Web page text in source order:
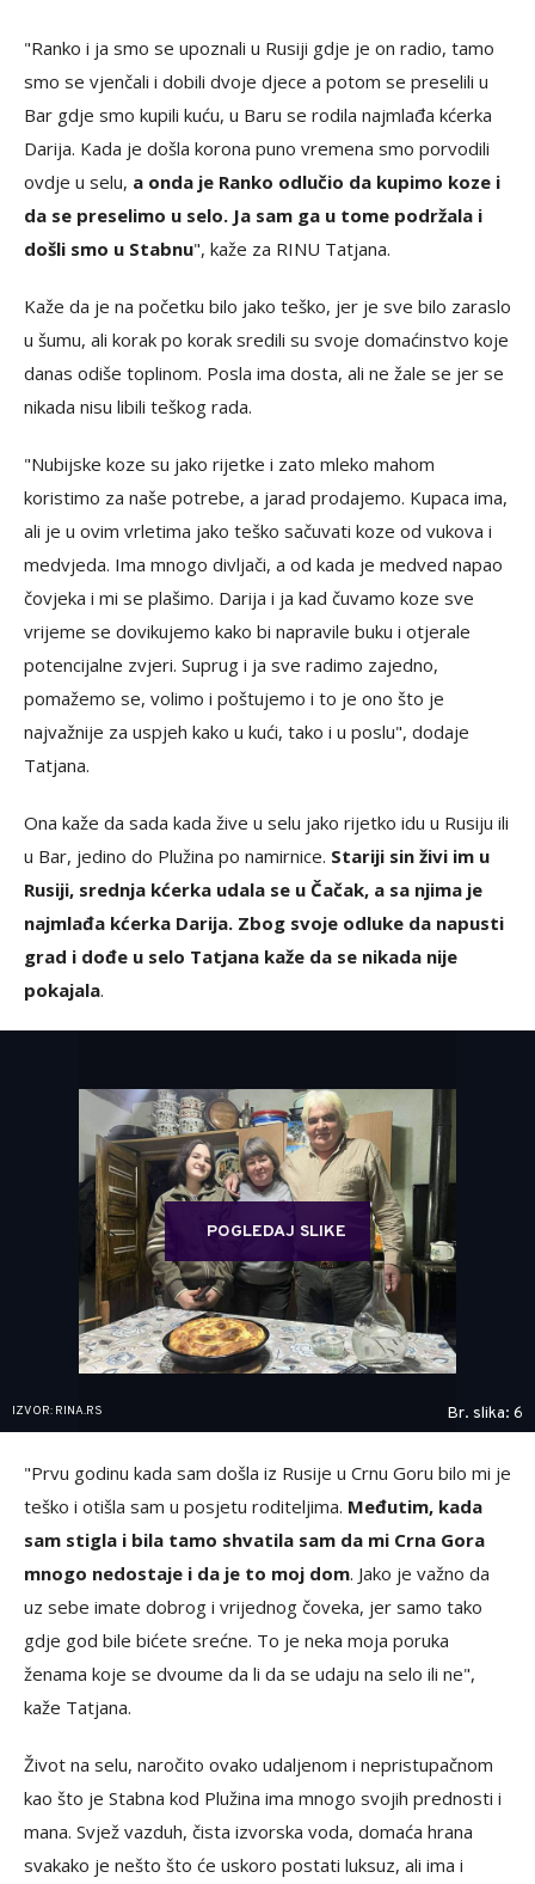
"Ranko i ja smo se upoznali u Rusiji gdje je on radio, tamo
smo se vjenčali i dobili dvoje djece a potom se preselili u
Bar gdje smo kupili kuću, u Baru se rodila najmlađa kćerka
Darija. Kada je došla korona puno vremena smo porvodili
ovdje u selu, a onda je Ranko odlučio da kupimo koze i
da se preselimo u selo. Ja sam ga u tome podržala i
došli smo u Stabnu", kaže za RINU Tatjana.
Kaže da je na početku bilo jako teško, jer je sve bilo zaraslo
u šumu, ali korak po korak sredili su svoje domaćinstvo koje
danas odiše toplinom. Posla ima dosta, ali ne žale se jer se
nikada nisu libili teškog rada.
"Nubijske koze su jako rijetke i zato mleko mahom
koristimo za naše potrebe, a jarad prodajemo. Kupaca ima,
ali je u ovim vrletima jako teško sačuvati koze od vukova i
medvjeda. Ima mnogo divljači, a od kada je medved napao
čovjeka i mi se plašimo. Darija i ja kad čuvamo koze sve
vrijeme se dovikujemo kako bi napravile buku i otjerale
potencijalne zvjeri. Suprug i ja sve radimo zajedno,
pomažemo se, volimo i poštujemo i to je ono što je
najvažnije za uspjeh kako u kući, tako i u poslu", dodaje
Tatjana.
Ona kaže da sada kada žive u selu jako rijetko idu u Rusiju ili
u Bar, jedino do Plužina po namirnice. Stariji sin živi im u
Rusiji, srednja kćerka udala se u Čačak, a sa njima je
najmlađa kćerka Darija. Zbog svoje odluke da napusti
grad i dođe u selo Tatjana kaže da se nikada nije
pokajala.
POGLEDAJ SLIKE
IZVOR: RINA.RS Br. slika: 6
"Prvu godinu kada sam došla iz Rusije u Crnu Goru bilo mi je
teško i otišla sam u posjetu roditeljima. Međutim, kada
sam stigla i bila tamo shvatila sam da mi Crna Gora
mnogo nedostaje i da je to moj dom. Jako je važno da
uz sebe imate dobrog i vrijednog čoveka, jer samo tako
gdje god bile bićete srećne. To je neka moja poruka
ženama koje se dvoume da li da se udaju na selo ili ne",
kaže Tatjana.
Život na selu, naročito ovako udaljenom i nepristupačnom
kao što je Stabna kod Plužina ima mnogo svojih prednosti i
mana. Svjež vazduh, čista izvorska voda, domaća hrana
svakako je nešto što će uskoro postati luksuz, ali ima i